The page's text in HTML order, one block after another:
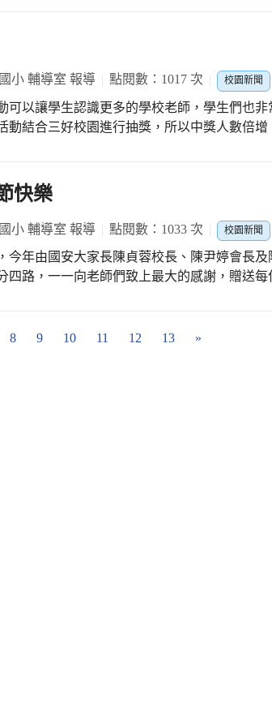
小 輔導室 報導 點閱數：1017 次 校園新聞
可以讓學生認識更多的學校老師，學生們也非
動結合三好校園進行抽獎，所以中獎人數倍增
快樂
小 輔導室 報導 點閱數：1033 次 校園新聞
今年由國安大家長陳貞蓉校長、陳尹婷會長及
四路，一一向老師們致上最大的感謝，贈送每
8 9 10 11 12 13 »